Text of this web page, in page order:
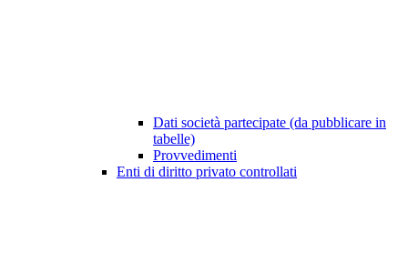
Dati società partecipate (da pubblicare in
tabelle)
Provvedimenti
Enti di diritto privato controllati